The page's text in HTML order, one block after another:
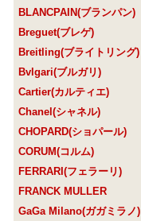
BLANCPAIN(ブランパン)
Breguet(ブレゲ)
Breitling(ブライトリング)
Bvlgari(ブルガリ)
Cartier(カルティエ)
Chanel(シャネル)
CHOPARD(ショパール)
CORUM(コルム)
FERRARI(フェラーリ)
FRANCK MULLER
GaGa Milano(ガガミラノ)